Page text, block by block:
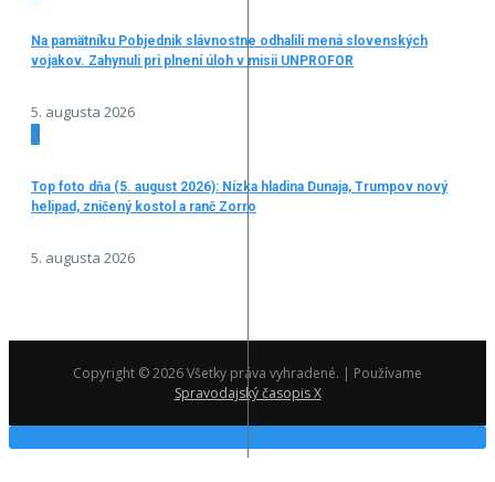
Na pamätníku Pobjednik slávnostne odhalili mená slovenských
vojakov. Zahynuli pri plnení úloh v misii UNPROFOR
5. augusta 2026
3
Top foto dňa (5. august 2026): Nízka hladina Dunaja, Trumpov nový
helipad, zničený kostol a ranč Zorro
5. augusta 2026
Copyright © 2026 Všetky práva vyhradené. | Používame
Spravodajský časopis X